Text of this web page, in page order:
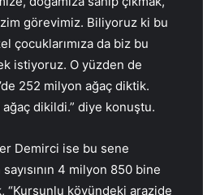
görevimiz. Biliyoruz ki bu
çocuklarımıza da biz bu
istiyoruz. O yüzden de
252 milyon ağaç diktik.
dikildi.” diye konuştu.
Demirci ise bu sene
4 milyon 850 bine
“Kurşunlu köyündeki arazide